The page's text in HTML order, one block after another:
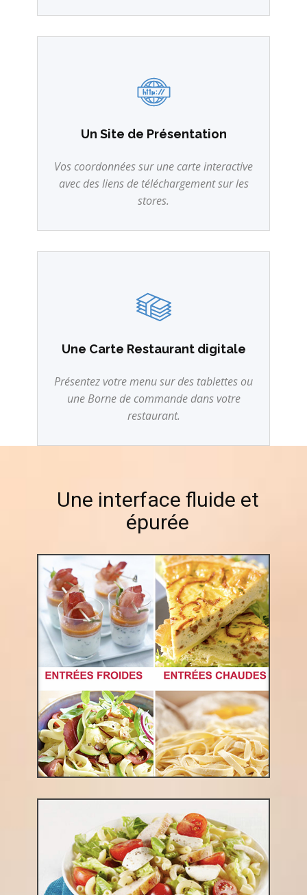
Un Site de Présentation
Vos coordonnées sur une carte interactive
avec des liens de téléchargement sur les
stores.
Une Carte Restaurant digitale
Présentez votre menu sur des tablettes ou
une Borne de commande dans votre
restaurant.
Une interface fluide et
épurée